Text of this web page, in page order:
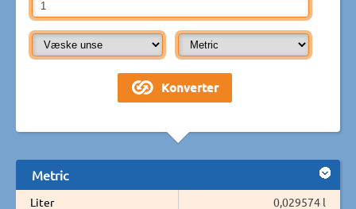
Metric
Liter
0,029574 l